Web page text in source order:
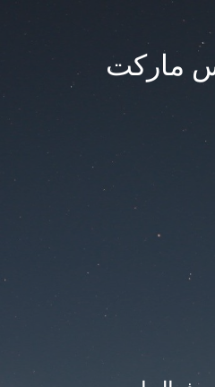
مارکت